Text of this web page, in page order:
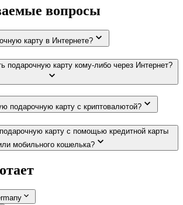
вопросы
карту в Интернете?
подарочную карту кому-либо через Интернет?
подарочную карту с криптовалютой?
карту с помощью кредитной карты
мобильного кошелька?